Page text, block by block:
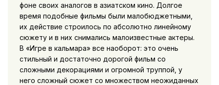
фоне своих аналогов в азиатском кино. Долгое
время подобные фильмы были малобюджетными,
их действие строилось по абсолютно линейному
сюжету и в них снимались малоизвестные актеры.
В «Игре в кальмара» все наоборот: это очень
стильный и достаточно дорогой фильм со
сложными декорациями и огромной труппой, у
него сложный сюжет со множеством неожиданных